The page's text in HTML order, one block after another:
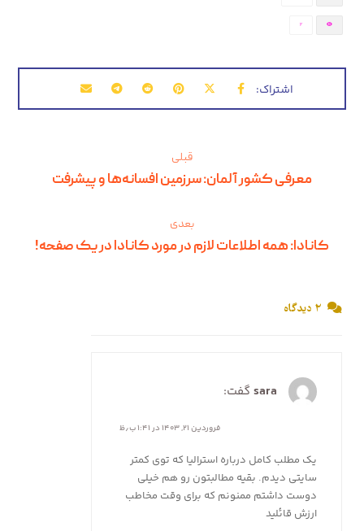
2
قبلی
معرفی کشور آلمان: سرزمین افسانه‌ها و پیشرفت
بعدی
کانادا: همه اطلاعات لازم در مورد کانادا در یک صفحه!
۲ دیدگاه
sara گفت:
فروردین ۲۱, ۱۴۰۳ در ۱:۴۱ ب٫ظ
یک مطلب کامل درباره استرالیا که توی کمتر
سایتی دیدم. بقیه مطالبتون رو هم خیلی
دوست داشتم ممنونم که برای وقت مخاطب
ارزش قائلید